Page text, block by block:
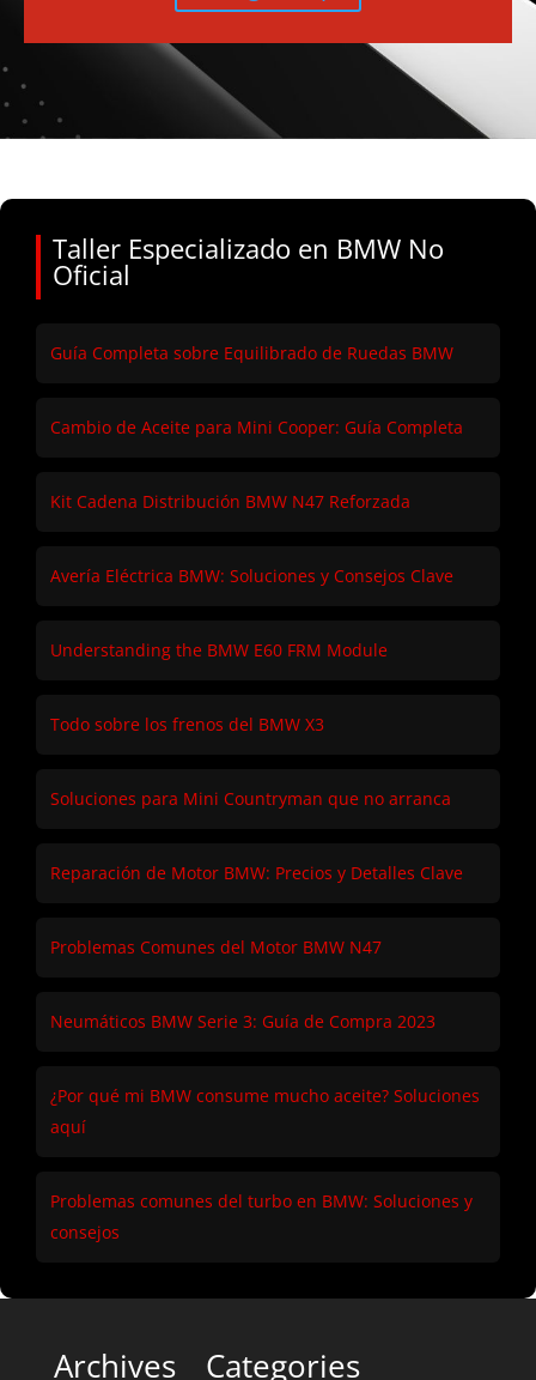
Taller Especializado en BMW No
Oficial
Guía Completa sobre Equilibrado de Ruedas BMW
Cambio de Aceite para Mini Cooper: Guía Completa
Kit Cadena Distribución BMW N47 Reforzada
Avería Eléctrica BMW: Soluciones y Consejos Clave
Understanding the BMW E60 FRM Module
Todo sobre los frenos del BMW X3
Soluciones para Mini Countryman que no arranca
Reparación de Motor BMW: Precios y Detalles Clave
Problemas Comunes del Motor BMW N47
Neumáticos BMW Serie 3: Guía de Compra 2023
¿Por qué mi BMW consume mucho aceite? Soluciones
aquí
Problemas comunes del turbo en BMW: Soluciones y
consejos
Archives Categories